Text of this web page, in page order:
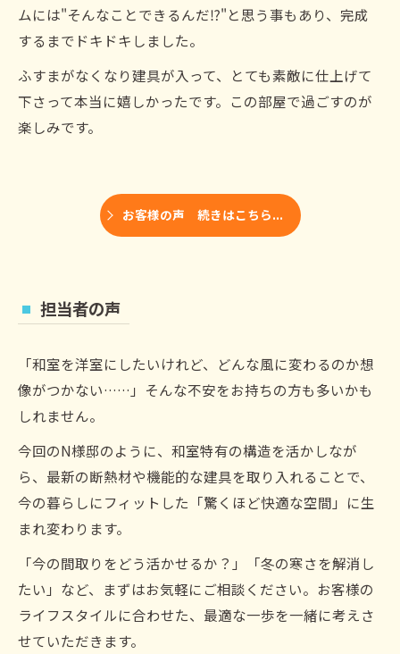
ムには"そんなことできるんだ⁉"と思う事もあり、完成
するまでドキドキしました。
ふすまがなくなり建具が入って、とても素敵に仕上げて
下さって本当に嬉しかったです。この部屋で過ごすのが
楽しみです。
お客様の声 続きはこちら...
担当者の声
「和室を洋室にしたいけれど、どんな風に変わるのか想
像がつかない……」そんな不安をお持ちの方も多いかも
しれません。
今回のN様邸のように、和室特有の構造を活かしなが
ら、最新の断熱材や機能的な建具を取り入れることで、
今の暮らしにフィットした「驚くほど快適な空間」に生
まれ変わります。
「今の間取りをどう活かせるか？」「冬の寒さを解消し
たい」など、まずはお気軽にご相談ください。お客様の
ライフスタイルに合わせた、最適な一歩を一緒に考えさ
せていただきます。